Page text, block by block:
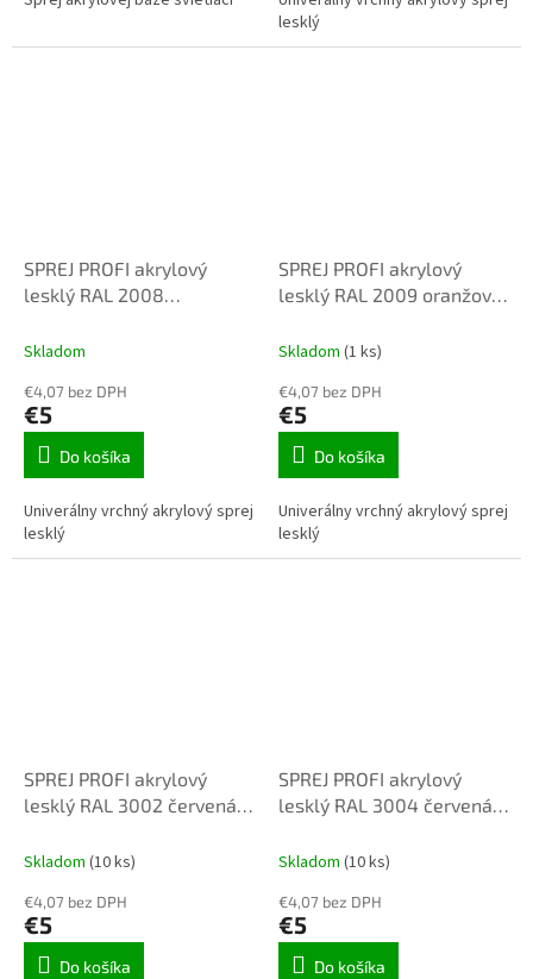
lesklý
SPREJ PROFI akrylový
lesklý RAL 2008
oranžová400 ML
Skladom
€4,07 bez DPH
€5
Do košíka
Univerálny vrchný akrylový sprej
lesklý
SPREJ PROFI akrylový
lesklý RAL 2009 oranžová
Skladom (1 ks)
€4,07 bez DPH
€5
Do košíka
Univerálny vrchný akrylový sprej
lesklý
SPREJ PROFI akrylový
lesklý RAL 3002 červená
Skladom (10 ks)
€4,07 bez DPH
€5
Do košíka
SPREJ PROFI akrylový
lesklý RAL 3004 červená
Skladom (10 ks)
€4,07 bez DPH
€5
Do košíka